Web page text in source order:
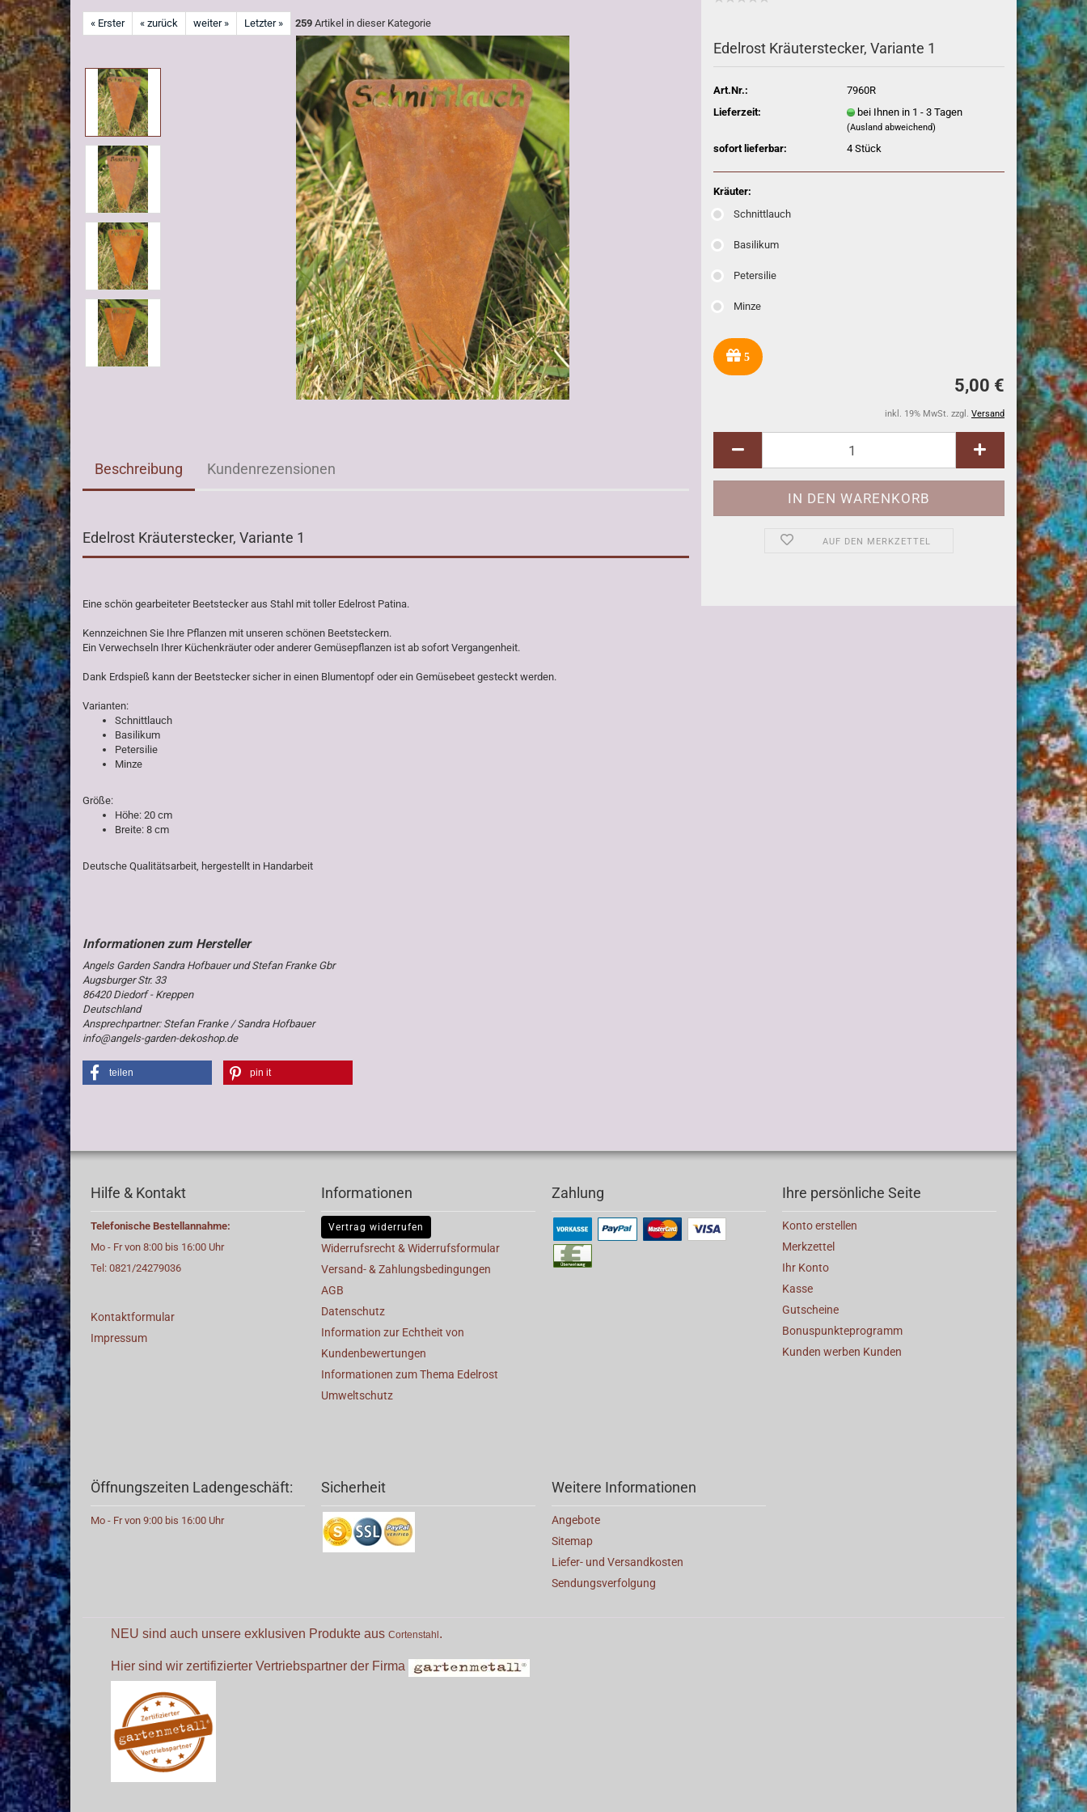
« Erster « zurück weiter » Letzter » 259 Artikel in dieser Kategorie
Edelrost Kräuterstecker, Variante 1
Art.Nr.:
7960R
Lieferzeit:
bei Ihnen in 1 - 3 Tagen
(Ausland abweichend)
sofort lieferbar: 4 Stück
Kräuter:
Schnittlauch
Basilikum
Petersilie
Minze
5
5,00 €
inkl. 19% MwSt. zzgl. Versand
AUF DEN MERKZETTEL
Beschreibung Kundenrezensionen
Edelrost Kräuterstecker, Variante 1
Eine schön gearbeiteter Beetstecker aus Stahl mit toller Edelrost Patina.
Kennzeichnen Sie Ihre Pflanzen mit unseren schönen Beetsteckern.
Ein Verwechseln Ihrer Küchenkräuter oder anderer Gemüsepflanzen ist ab sofort Vergangenheit.
Dank Erdspieß kann der Beetstecker sicher in einen Blumentopf oder ein Gemüsebeet gesteckt werden.
Varianten:
Schnittlauch
Basilikum
Petersilie
Minze
Größe:
Höhe: 20 cm
Breite: 8 cm
Deutsche Qualitätsarbeit, hergestellt in Handarbeit
Angels Garden Sandra Hofbauer und Stefan Franke Gbr
Augsburger Str. 33
86420 Diedorf - Kreppen
Deutschland
Ansprechpartner: Stefan Franke / Sandra Hofbauer
info@angels-garden-dekoshop.de
teilen pin it
Hilfe & Kontakt
Telefonische Bestellannahme:
Mo - Fr von 8:00 bis 16:00 Uhr
Tel: 0821/24279036
Kontaktformular
Impressum
Informationen
Vertrag widerrufen
Widerrufsrecht & Widerrufsformular
Versand- & Zahlungsbedingungen
AGB
Datenschutz
Information zur Echtheit von
Kundenbewertungen
Informationen zum Thema Edelrost
Umweltschutz
Zahlung Ihre persönliche Seite
Konto erstellen
Merkzettel
Ihr Konto
Kasse
Gutscheine
Bonuspunkteprogramm
Kunden werben Kunden
Öffnungszeiten Ladengeschäft:
Mo - Fr von 9:00 bis 16:00 Uhr
Sicherheit Weitere Informationen
Angebote
Sitemap
Liefer- und Versandkosten
Sendungsverfolgung
NEU sind auch unsere exklusiven Produkte aus Cortenstahl .
Hier sind wir zertifizierter Vertriebspartner der Firma